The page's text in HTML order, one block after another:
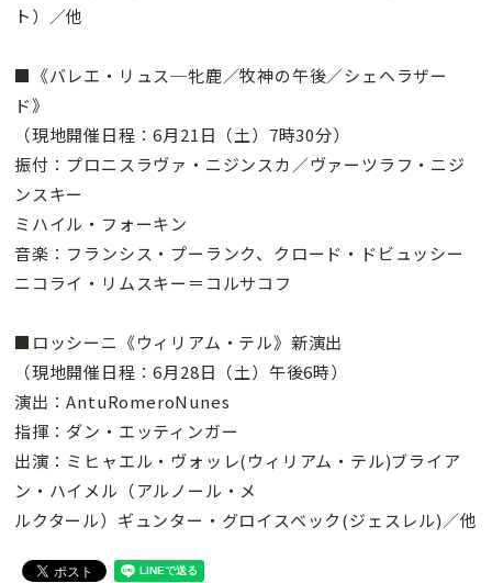
ト）／他
■《バレエ・リュス─牝鹿／牧神の午後／シェヘラザー
ド》
（現地開催日程：6月21日（土）7時30分）
振付：プロニスラヴァ・ニジンスカ／ヴァーツラフ・ニジ
ンスキー
ミハイル・フォーキン
音楽：フランシス・プーランク、クロード・ドビュッシー
ニコライ・リムスキー＝コルサコフ
■ロッシーニ《ウィリアム・テル》新演出
（現地開催日程：6月28日（土）午後6時）
演出：AntuRomeroNunes
指揮：ダン・エッティンガー
出演：ミヒャエル・ヴォッレ(ウィリアム・テル)ブライア
ン・ハイメル（アルノール・メ
ルクタール）ギュンター・グロイスベック(ジェスレル)／他